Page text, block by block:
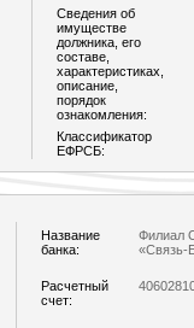
Сведения об
имуществе
должника, его
составе,
характеристиках,
описание,
порядок
ознакомления:
Классификатор
ЕФРСБ:
Название
банка:
Филиал
«Связь-
Расчетный
счет: